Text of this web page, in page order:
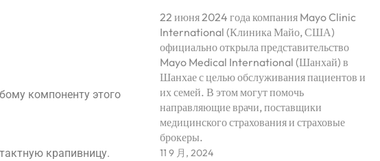
компоненту этого
крапивницу.
22 июня 2024 года компания Mayo Clinic
International (Клиника Майо, США)
официально открыла представительство
Mayo Medical International (Шанхай) в
Шанхае с целью обслуживания пациентов и
их семей. В этом могут помочь
направляющие врачи, поставщики
медицинского страхования и страховые
брокеры.
11 9 月, 2024